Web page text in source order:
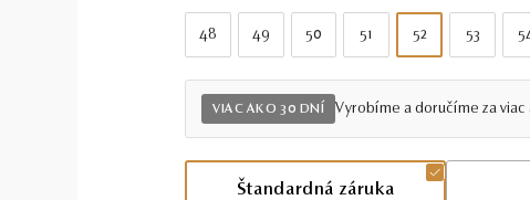
48 49 50 51 52 53
VIAC AKO 30 DNÍ Vyrobíme a doručíme za viac
Štandardná záruka